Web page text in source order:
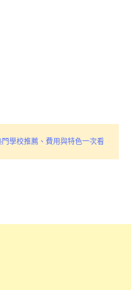
學校推薦、費用與特色一次看